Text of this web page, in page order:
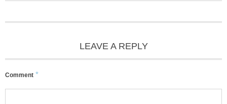
LEAVE A REPLY
Comment *